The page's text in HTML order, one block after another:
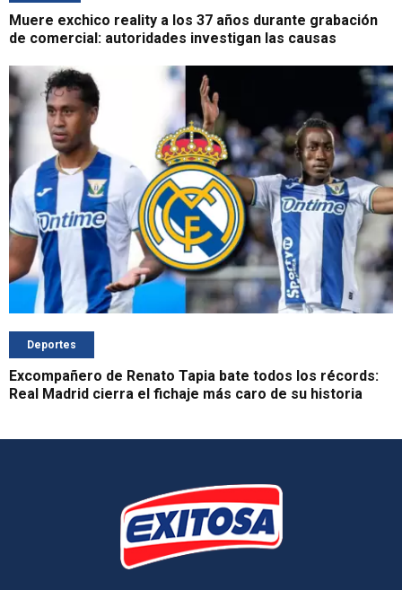
Muere exchico reality a los 37 años durante grabación
de comercial: autoridades investigan las causas
Deportes
Excompañero de Renato Tapia bate todos los récords:
Real Madrid cierra el fichaje más caro de su historia